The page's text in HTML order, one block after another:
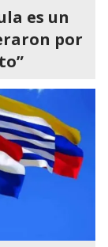
es un
por